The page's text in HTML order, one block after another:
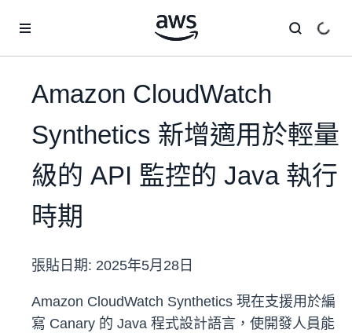
Amazon CloudWatch
Synthetics 新增適用於輕量
級的 API 監控的 Java 執行
時期
張貼日期: 2025年5月28日
Amazon CloudWatch Synthetics 現在支援用於編
寫 Canary 的 Java 程式設計語言，使開發人員能